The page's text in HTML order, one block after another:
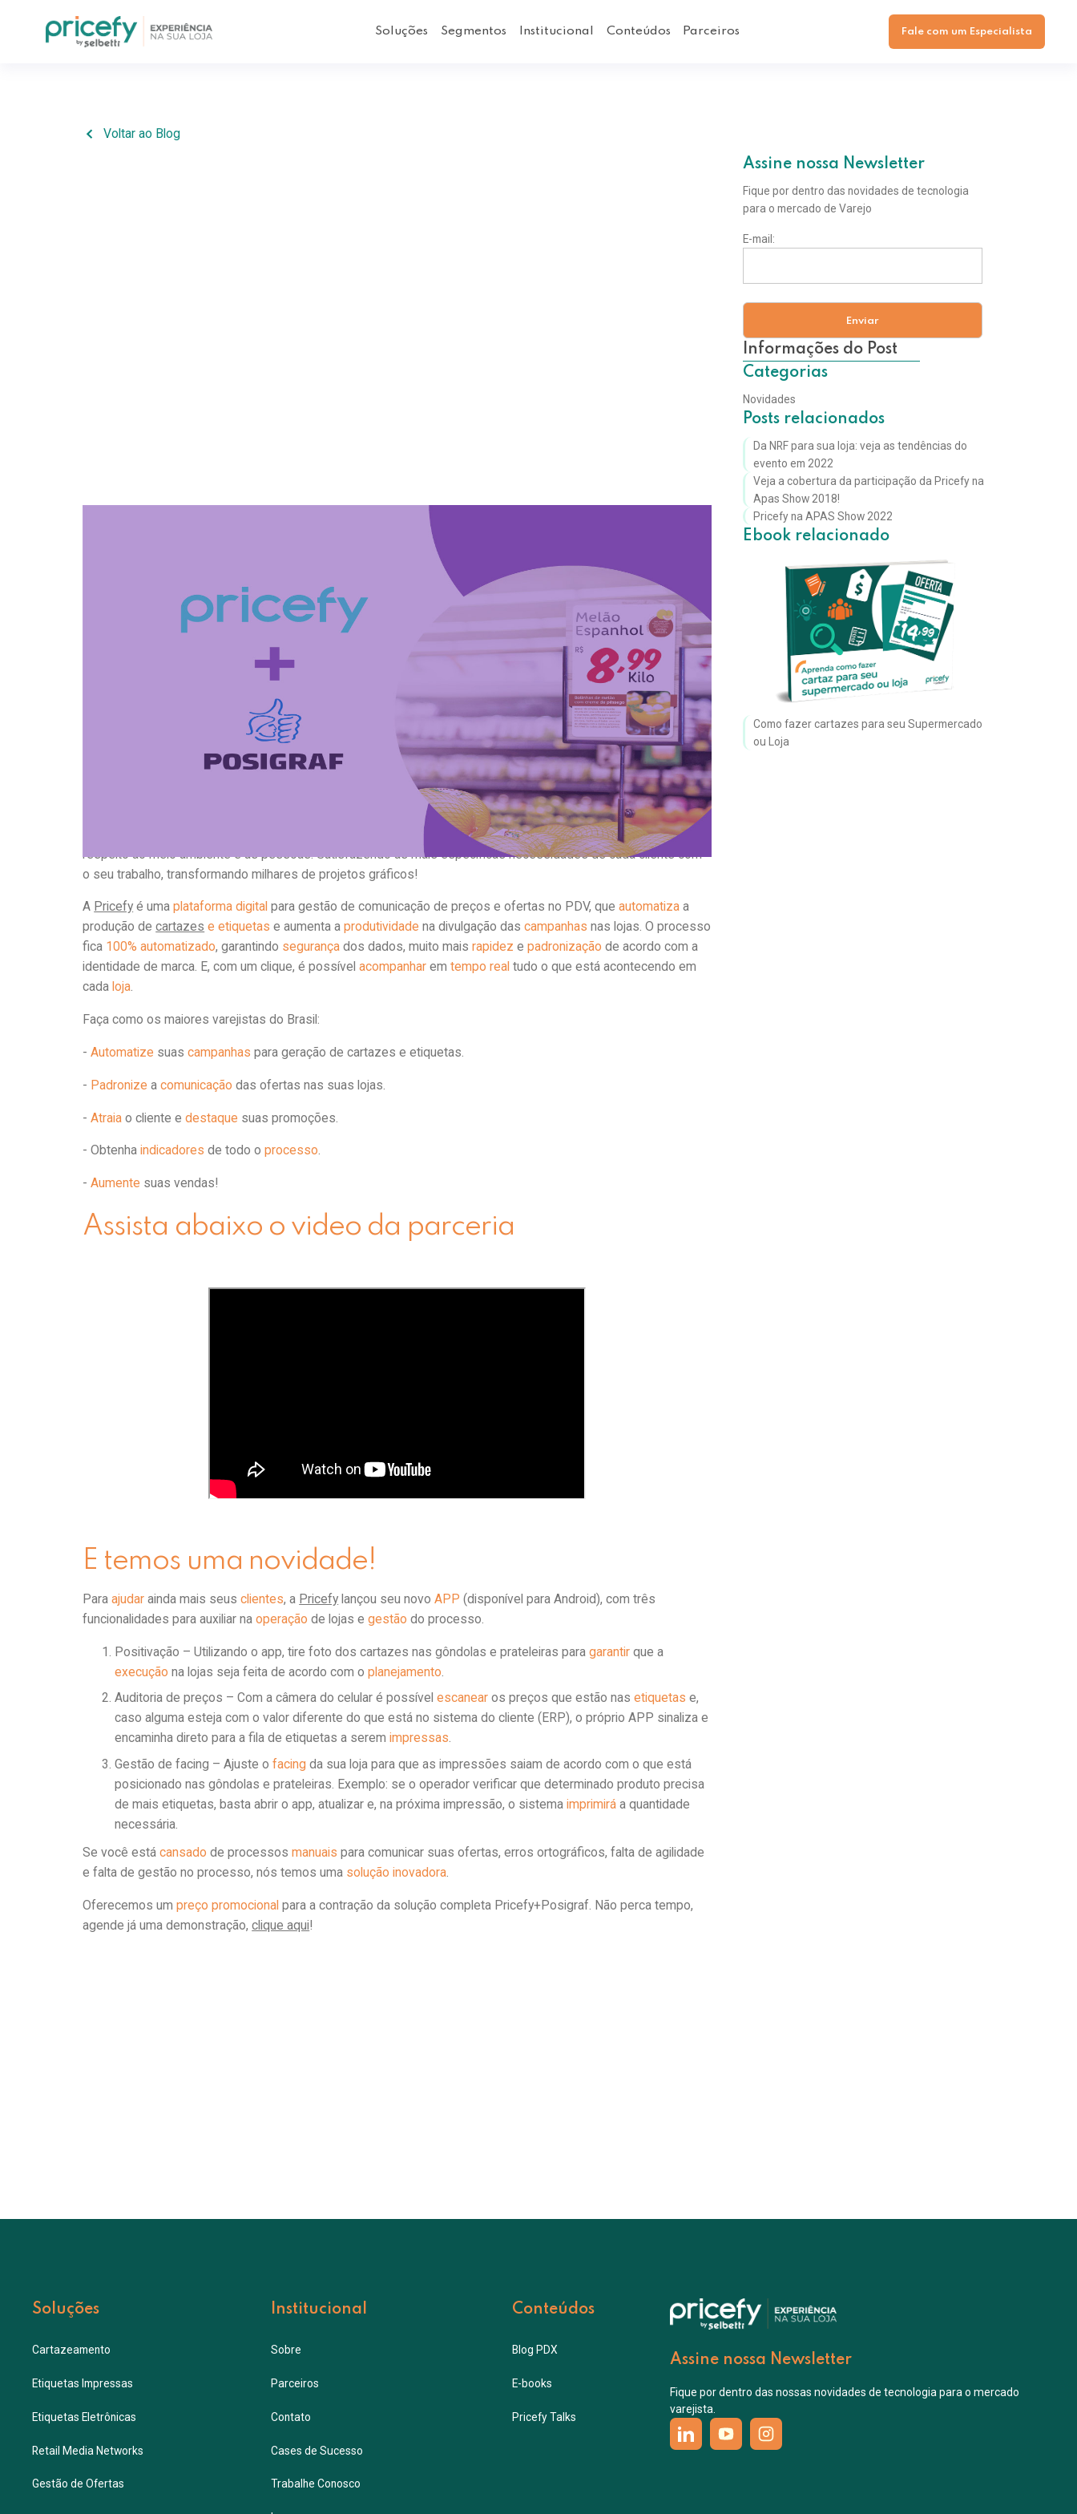
Soluções Segmentos Institucional Conteúdos Parceiros Fale com um Especialista
Voltar ao Blog
A Pricefy em parceria com a Posigraf, trazem
para o varejo uma solução inteligente de
comunicação de preços.
Essa parceria visa a melhor forma de comunicar os preços e ofertas no PDV. Entenda como a combinação
dessas duas empresas que atuam com o varejo podem trazer ótimos resultados para seu processo.
é uma das maiores gráficas daAmérica Latina,especializada no mercado editorial e promocional,
atende grandes empresas varejistas. Aplicando o conceito GRÁFICA INTELIGENTE, ela oferece um moderno
portfólio com soluções integradas para qualquer tipo de mídia impressa e publicidade. Atuando há mais de 45
e se destacou pelo alto grau de exigência com relação aos serviços
. A marca trabalha sempre a excelência com
respeito ao meio ambiente e às pessoas. Satisfazendo as mais específicas necessidades de cada cliente com
o seu trabalho, transformando milhares de projetos gráficos!
A Pricefy é umaplataforma digital para gestão de comunicação de preços e ofertas no PDV, queautomatiza a
produção decartazes e etiquetas e aumenta aprodutividade na divulgação dascampanhas nas lojas. O processo
fica 100% automatizado, garantindo segurança dos dados, muito maisrapidez epadronização de acordo com a
identidade de marca. E, com um clique, é possívelacompanhar emtempo real tudo o que está acontecendo em
cada loja.
Faça como os maiores varejistas do Brasil:
-Automatize suascampanhas para geração de cartazes e etiquetas.
- Padronize acomunicação das ofertas nas suas lojas.
-Atraia o cliente edestaque suas promoções.
- Obtenhaindicadores de todo oprocesso.
-Aumente suas vendas!
Assista abaixo o video da parceria
E temos uma novidade!
Paraajudar ainda mais seusclientes, a Pricefy lançou seu novoAPP (disponível para Android), com três
funcionalidades para auxiliar naoperação de lojas egestão do processo.
Positivação – Utilizando o app, tire foto dos cartazes nas gôndolas e prateleiras paragarantir que a
execução na lojas seja feita de acordo com oplanejamento
Auditoria de preços – Com a câmera do celular é possívelescanear os preços que estão nasetiquetas e,
caso alguma esteja com o valor diferente do que está no sistema do cliente (ERP), o próprio APP sinaliza e
encaminha direto para a fila de etiquetas a seremimpressas.
Gestão de facing – Ajuste ofacing da sua loja para que as impressões saiam de acordo com o que está
posicionado nas gôndolas e prateleiras. Exemplo: se o operador verificar que determinado produto precisa
de mais etiquetas, basta abrir o app, atualizar e, na próxima impressão, o sistemaimprimirá a quantidade
necessária.
Se você estácansado de processosmanuais para comunicar suas ofertas, erros ortográficos, falta de agilidade
e falta de gestão no processo, nós temos uma solução inovadora.
Oferecemos umpreço promocional para a contração da solução completa Pricefy+Posigraf. Não perca tempo,
agende já uma demonstração,clique aqui!
Assine nossa Newsletter
Fique por dentro das novidades de tecnologia
para o mercado de Varejo
E-mail:
Informações do Post
Categorias
Novidades
Posts relacionados
Da NRF para sua loja: veja as tendências do
evento em 2022
Veja a cobertura da participação da Pricefy na
Apas Show 2018!
Pricefy na APAS Show 2022
Ebook relacionado
Como fazer cartazes para seu Supermercado
ou Loja
Soluções
Cartazeamento
Etiquetas Impressas
Etiquetas Eletrônicas
Retail Media Networks
Gestão de Ofertas
Institucional
Sobre
Parceiros
Contato
Cases de Sucesso
Trabalhe Conosco
Conteúdos
Blog PDX
E-books
Pricefy Talks
Assine nossa Newsletter
Fique por dentro das nossas novidades de tecnologia para o mercado
varejista.